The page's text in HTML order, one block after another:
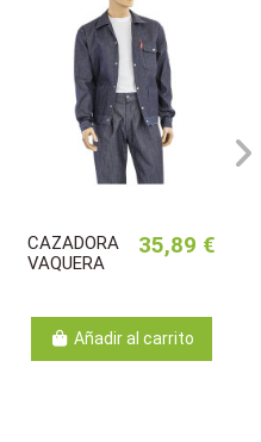
CAZADORA
VAQUERA
35,89 €
Añadir al carrito